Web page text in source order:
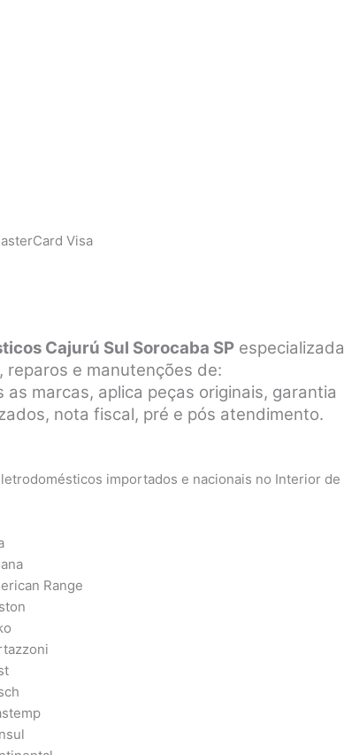
Visa
Cajurú Sul Sorocaba SP especializada
e manutenções de:
marcas, aplica peças originais, garantia
nota fiscal, pré e pós atendimento.
importados e nacionais no Interior de
Range